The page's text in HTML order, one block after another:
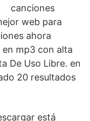
canciones
web para
ahora
en mp3 con alta
De Uso Libre. en
20 resultados
está